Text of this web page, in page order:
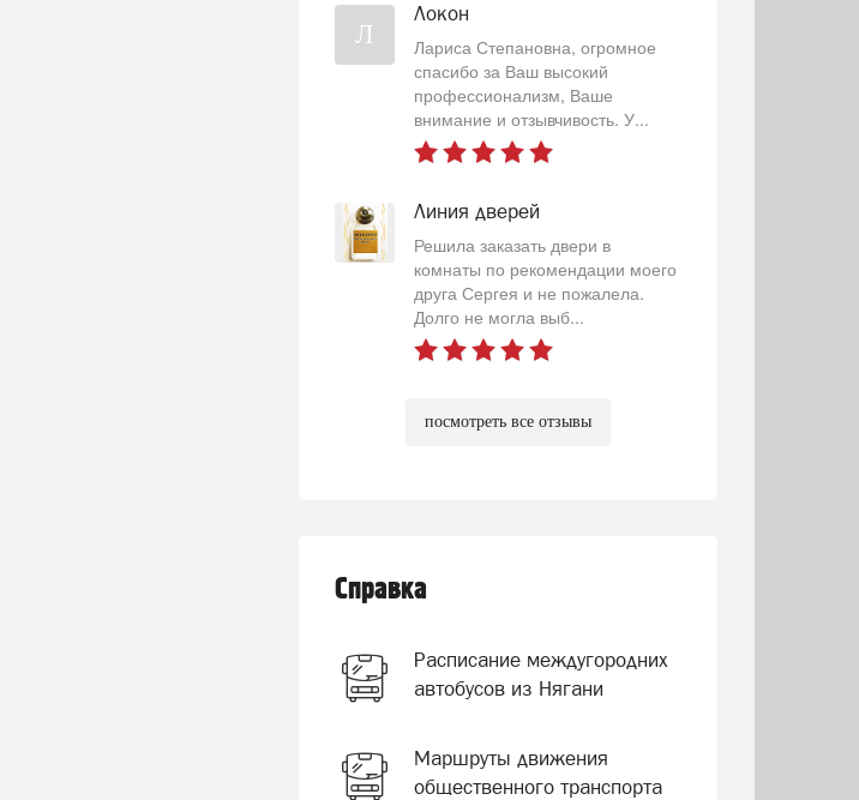
Л
Локон
Лариса Степановна, огромное
спасибо за Ваш высокий
профессионализм, Ваше
внимание и отзывчивость. У...
Линия дверей
Решила заказать двери в
комнаты по рекомендации моего
друга Сергея и не пожалела.
Долго не могла выб...
посмотреть все отзывы
Справка
Расписание междугородних
автобусов из Нягани
Маршруты движения
общественного транспорта